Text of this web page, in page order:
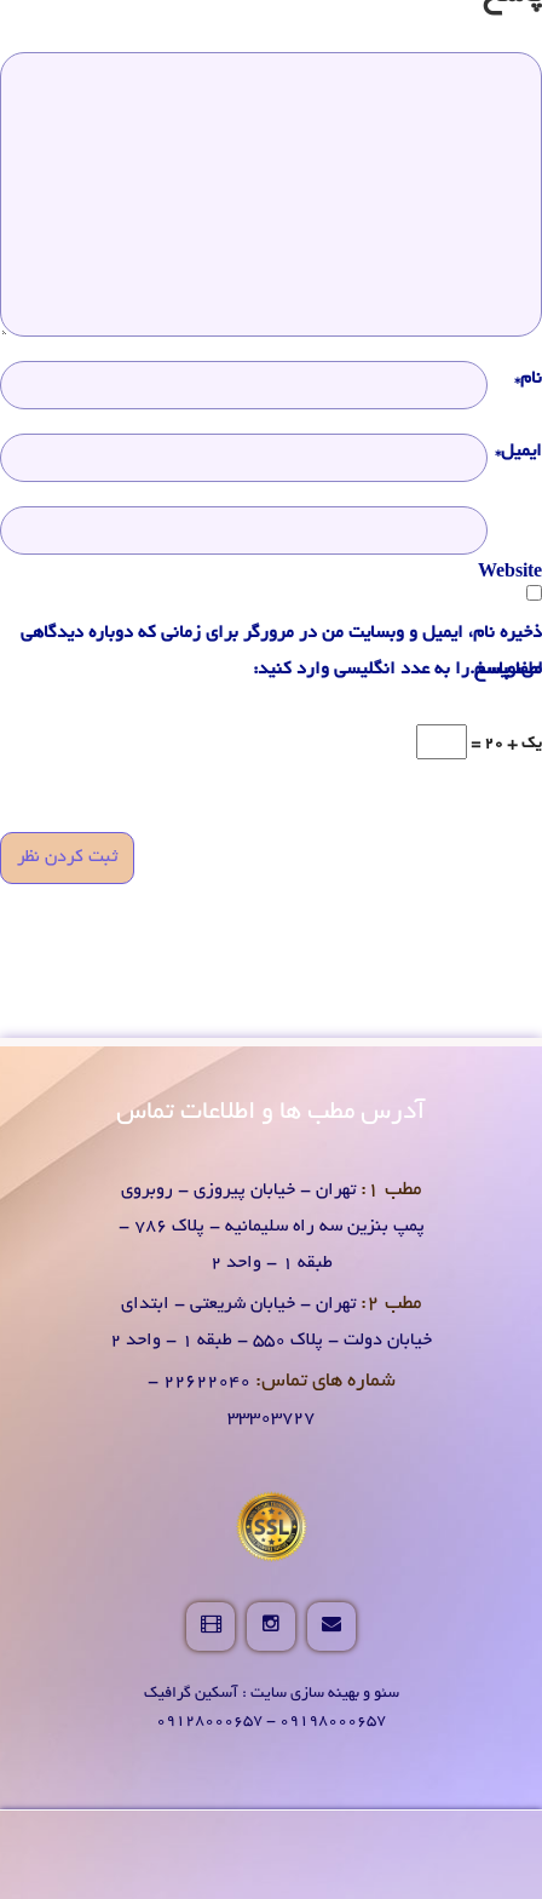
نام*
ایمیل*
Website
ذخیره نام، ایمیل و وبسایت من در مرورگر برای زمانی که دوباره دیدگاهی
می‌نویسم.
لطفا پاسخ را به عدد انگلیسی وارد کنید:
یک + 20 =
آدرس مطب ها و اطلاعات تماس
مطب 1:
تهران - خیابان پیروزی - روبروی
پمپ بنزین سه راه سلیمانیه - پلاک 786 -
طبقه 1 - واحد 2
مطب 2:
تهران - خیابان شریعتی - ابتدای
خیابان دولت - پلاک 550 - طبقه 1 - واحد 2
شماره های تماس:
۲۲۶۲۲۰۴0 -
۳۳۳۰۳۷۲۷
سئو و بهینه سازی سایت : آسکین گرافیک
09198000657 - 09128000657